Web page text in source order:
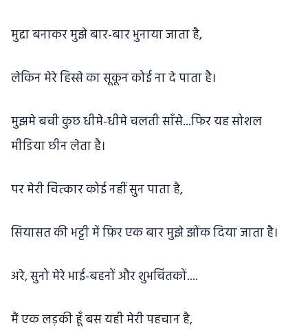
मुद्दा बनाकर मुझे बार-बार भुनाया जाता है,
लेकिन मेरे हिस्से का सूकून कोई ना दे पाता है।
मुझमे बची कुछ धीमे-धीमे चलती साँसे...फिर यह सोशल
मीडिया छीन लेता है।
पर मेरी चित्कार कोई नहीं सुन पाता है,
सियासत की भट्टी में फ़िर एक बार मुझे झोंक दिया जाता है।
अरे, सुनो मेरे भाई-बहनों और शुभचिंतकों....
मैं एक लड़की हूँ बस यही मेरी पहचान है,